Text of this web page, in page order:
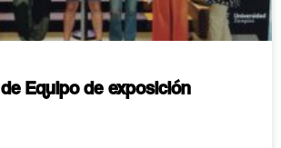
Equipo de exposición